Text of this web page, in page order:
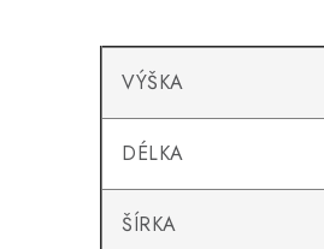
VÝŠKA
DÉLKA
ŠÍRKA